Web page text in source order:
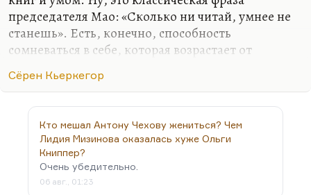
председателя Мао: «Сколько ни читай, умнее не
станешь». Есть, конечно, способность
сомневаться в себе, которая возрастает от
стороне — ни на стороне тех, кто читал
принципе не нужен.
Тут я, наверное, грустную тоже вещь скажу.
Помню, я брал интервью у Питера Устинова,
когда он приезжал в Москву ставить «Любовь к
трём апельсинам» в Большом. И вот я его
Сёрен Кьеркегор
Кто мешал Антону Чехову жениться? Чем
Лидия Мизинова оказалась хуже Ольги
Книппер?
Очень убедительно.
06 авг., 01:23